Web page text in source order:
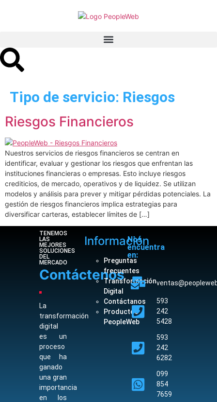
Tipo de servicio: Riesgos
Riesgos Financieros
Nuestros servicios de riesgos financieros se centran en
identificar, evaluar y gestionar los riesgos que enfrentan las
instituciones financieras o empresas. Esto incluye riesgos
crediticios, de mercado, operativos y de liquidez. Se utilizan
modelos y análisis para prever y mitigar pérdidas potenciales. La
gestión de riesgos financieros implica estrategias para
diversificar carteras, establecer límites de […]
TENEMOS
LAS
MEJORES
SOLUCIONES
DEL
MERCADO
Contáctenos
La
transformación
digital
es un
proceso
que ha
ganado
una gran
importancia
en los
Información
Preguntas
frecuentes
Transformación
Digital
Contáctanos
Productos
PeopleWeb
Nos
encuentra
en:
593
242
5428
593
242
6282
099
854
7659